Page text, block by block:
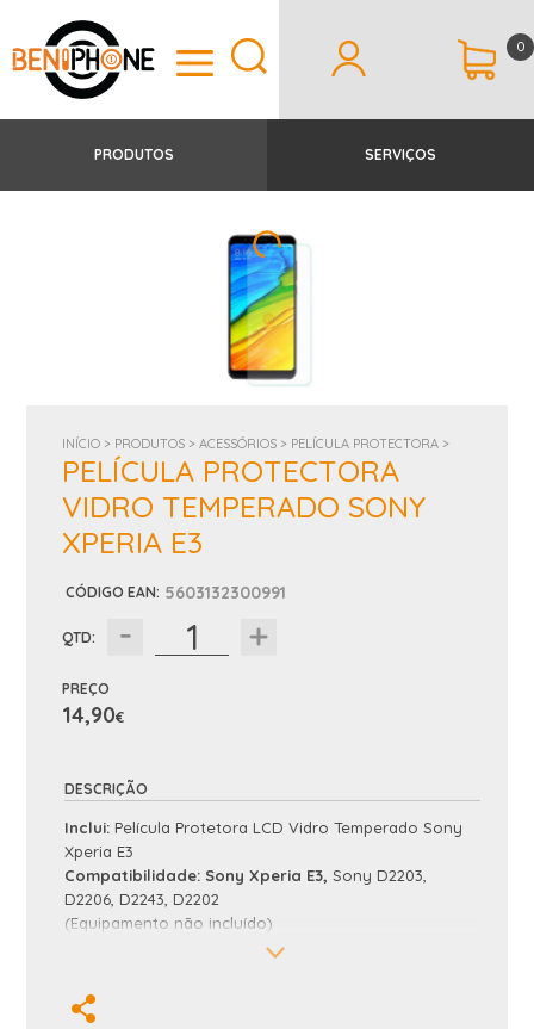
0
PRODUTOS SERVIÇOS
INÍCIO > PRODUTOS >ACESSÓRIOS > PELÍCULA PROTECTORA >
PELÍCULA PROTECTORA
VIDRO TEMPERADO SONY
XPERIA E3
CÓDIGO EAN: 5603132300991
QTD:
PREÇO
14,90€
DESCRIÇÃO
Inclui: Película Protetora LCD Vidro Temperado Sony
Xperia E3
Compatibilidade: Sony Xperia E3,Sony D2203,
D2206, D2243, D2202
(Equipamento não incluído)